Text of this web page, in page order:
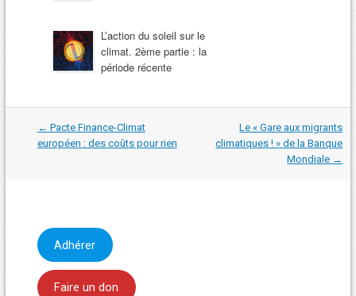
L’action du soleil sur le
climat. 2ème partie : la
période récente
Navigation
les
← Pacte Finance-Climat
européen : des coûts pour rien
Le « Gare aux migrants
climatiques ! » de la Banque
Mondiale →
Adhérer
Faire un don